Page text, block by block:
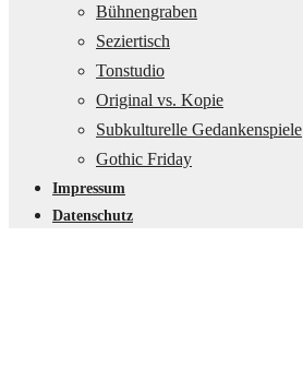
Bühnengraben
Seziertisch
Tonstudio
Original vs. Kopie
Subkulturelle Gedankenspiele
Gothic Friday
Impressum
Datenschutz